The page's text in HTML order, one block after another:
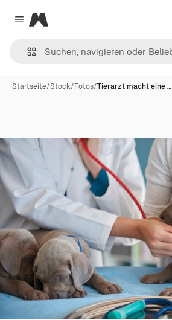
Close menu
Magnific
Startseite/Stock/Fotos/Tierarzt macht eine …